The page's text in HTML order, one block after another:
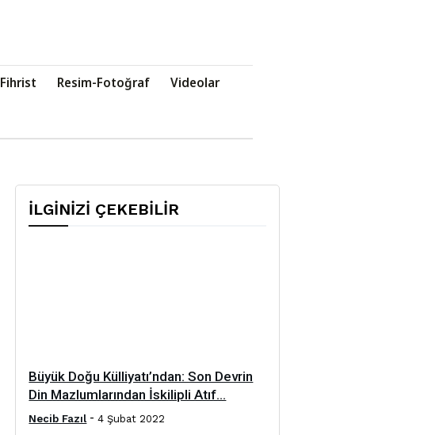
Fihrist Resim-Fotoğraf Videolar
İLGİNİZİ ÇEKEBİLİR
Büyük Doğu Külliyatı’ndan: Son Devrin
Din Mazlumlarından İskilipli Atıf...
Necib Fazıl - 4 Şubat 2022